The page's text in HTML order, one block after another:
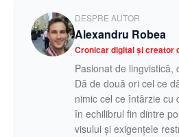
DESPRE AUTOR
Alexandru Robea
Cronicar digital și creator
Pasionat de lingvistică,
Dă de două ori cel ce
nimic cel ce întârzie cu
în echilibrul fin dintre
visului și exigențele